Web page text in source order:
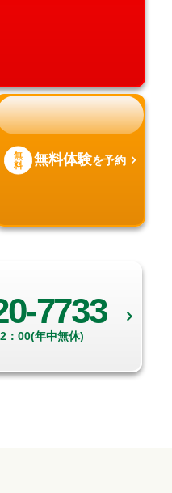
無
料
無料体験を予約
7733
：00(年中無休)